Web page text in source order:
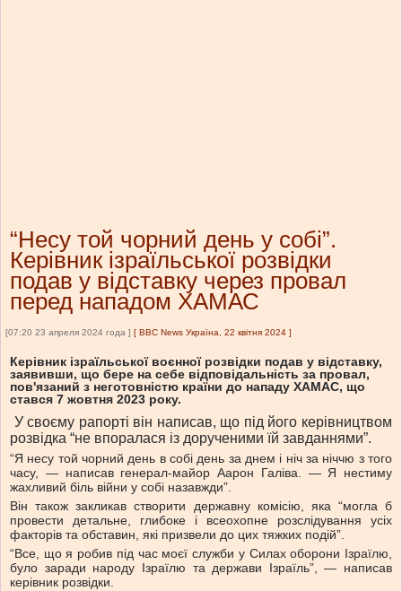
“Несу той чорний день у собі”.
Керівник ізраїльської розвідки
подав у відставку через провал
перед нападом ХАМАС
[07:20 23 апреля 2024 года ] [ BBC News Україна, 22 квітня 2024 ]
Керівник ізраїльської воєнної розвідки подав у відставку,
заявивши, що бере на себе відповідальність за провал,
пов'язаний з неготовністю країни до нападу ХАМАС, що
стався 7 жовтня 2023 року.
У своєму рапорті він написав, що під його керівництвом
розвідка “не впоралася із дорученими їй завданнями”.
“Я несу той чорний день в собі день за днем і ніч за ніччю з того
часу, — написав генерал-майор Аарон Галіва. — Я нестиму
жахливий біль війни у собі назавжди”.
Він також закликав створити державну комісію, яка “могла б
провести детальне, глибоке і всеохопне розслідування усіх
факторів та обставин, які призвели до цих тяжких подій”.
“Все, що я робив під час моєї служби у Силах оборони Ізраїлю,
було заради народу Ізраїлю та держави Ізраїль”, — написав
керівник розвідки.